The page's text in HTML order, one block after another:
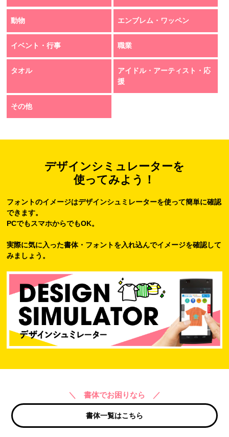
動物 エンブレム・ワッペン
イベント・行事 職業
タオル
アイドル・アーティスト・応
援
その他
デザインシミュレーターを
使ってみよう！
フォントのイメージはデザインシュミレーターを使って簡単に確認
できます。
PCでもスマホからでもOK。
実際に気に入った書体・フォントを入れ込んでイメージを確認して
みましょう。
＼ 書体でお困りなら ／
書体一覧はこちら